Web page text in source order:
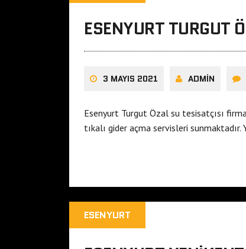
ESENYURT TURGUT
3 MAYIS 2021 ADMIN
Esenyurt Turgut Özal su tesisatçısı
tıkalı gider açma servisleri
ESENYURT